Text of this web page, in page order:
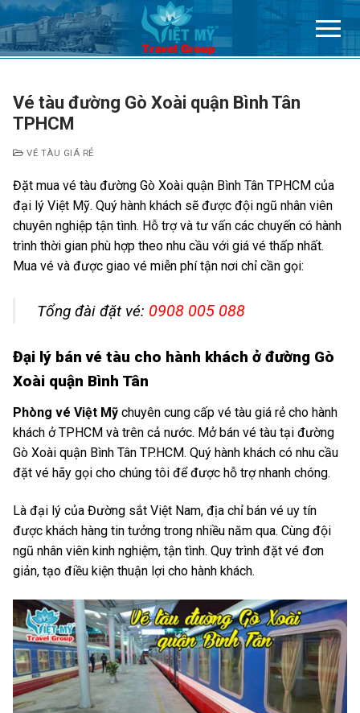
Chuyển
đến
nội
Vé tàu đường Gò Xoài quận Bình Tân
TPHCM
VÉ TÀU GIÁ RẺ
Đặt mua vé tàu đường Gò Xoài quận Bình Tân TPHCM của
đại lý Việt Mỹ. Quý hành khách sẽ được đội ngũ nhân viên
chuyên nghiệp tận tình. Hỗ trợ và tư vấn các chuyến có hành
trình thời gian phù hợp theo nhu cầu với giá vé thấp nhất.
Mua vé và được giao vé miễn phí tận nơi chỉ cần gọi:
Tổng đài đặt vé: 0908 005 088
Đại lý bán vé tàu cho hành khách ở đường Gò
Xoài quận Bình Tân
Phòng vé Việt Mỹ chuyên cung cấp vé tàu giá rẻ cho hành
khách ở TPHCM và trên cả nước. Mở bán vé tàu tại đường
Gò Xoài quận Bình Tân TP.HCM. Quý hành khách có nhu cầu
đặt vé hãy gọi cho chúng tôi để được hỗ trợ nhanh chóng.
Là đại lý của Đường sắt Việt Nam, địa chỉ bán vé uy tín
được khách hàng tin tưởng trong nhiều năm qua. Cùng đội
ngũ nhân viên kinh nghiệm, tận tình. Quy trình đặt vé đơn
giản, tạo điều kiện thuận lợi cho hành khách.